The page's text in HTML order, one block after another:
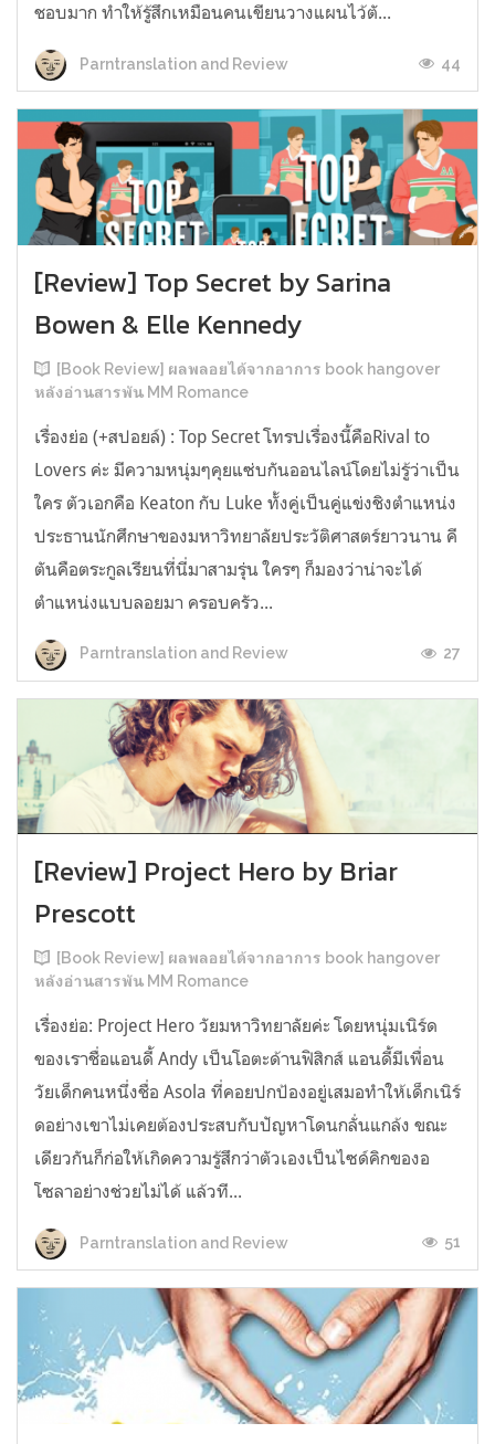
ชอบมาก ทำให้รู้สึกเหมือนคนเขียนวางแผนไว้ตั...
Parntranslation and Review 44
[Review] Top Secret by Sarina
Bowen & Elle Kennedy
[Book Review] ผลพลอยได้จากอาการ book hangover
หลังอ่านสารพัน MM Romance
เรื่องย่อ (+สปอยล์) : Top Secret โทรปเรื่องนี้คือRival to
Lovers ค่ะ มีความหนุ่มๆคุยแซ่บกันออนไลน์โดยไม่รู้ว่าเป็น
ใคร ตัวเอกคือ Keaton กับ Luke ทั้งคู่เป็นคู่แข่งชิงตำแหน่ง
ประธานนักศึกษาของมหาวิทยาลัยประวัติศาสตร์ยาวนาน คี
ตันคือตระกูลเรียนที่นี่มาสามรุ่น ใครๆ ก็มองว่าน่าจะได้
ตำแหน่งแบบลอยมา ครอบครัว...
Parntranslation and Review 27
[Review] Project Hero by Briar
Prescott
[Book Review] ผลพลอยได้จากอาการ book hangover
หลังอ่านสารพัน MM Romance
เรื่องย่อ: Project Hero วัยมหาวิทยาลัยค่ะ โดยหนุ่มเนิร์ด
ของเราชื่อแอนดี้ Andy เป็นโอตะด้านฟิสิกส์ แอนดี้มีเพื่อน
วัยเด็กคนหนึ่งชื่อ Asola ที่คอยปกป้องอยู่เสมอทำให้เด็กเนิร์
ดอย่างเขาไม่เคยต้องประสบกับปัญหาโดนกลั่นแกล้ง ขณะ
เดียวกันก็ก่อให้เกิดความรู้สึกว่าตัวเองเป็นไซด์คิกของอ
โซลาอย่างช่วยไม่ได้ แล้วที...
Parntranslation and Review 51